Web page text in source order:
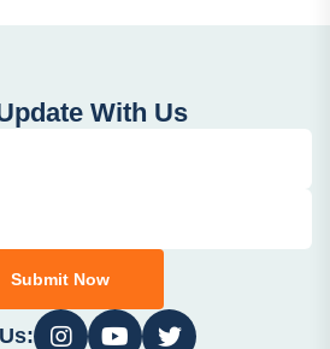
With Us
Submit Now